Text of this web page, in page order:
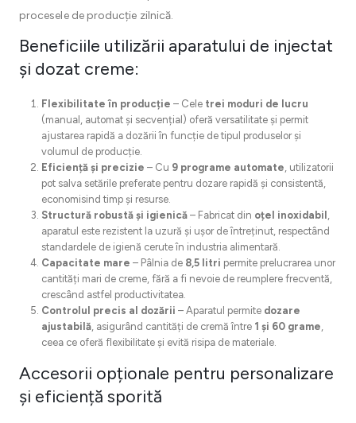
procesele de producție zilnică.
Beneficiile utilizării aparatului de injectat
și dozat creme:
Flexibilitate în producție – Cele trei moduri de lucru
(manual, automat și secvențial) oferă versatilitate și permit
ajustarea rapidă a dozării în funcție de tipul produselor și
volumul de producție.
Eficiență și precizie – Cu 9 programe automate , utilizatorii
pot salva setările preferate pentru dozare rapidă și consistentă,
economisind timp și resurse.
Structură robustă și igienică– Fabricat din oțel inoxidabil
aparatul este rezistent la uzură și ușor de întreținut, respectând
standardele de igienă cerute în industria alimentară.
Capacitate mare – Pâlnia de 8,5 litri permite prelucrarea unor
cantități mari de creme, fără a fi nevoie de reumplere frecventă,
crescând astfel productivitatea.
Controlul precis al dozării – Aparatul permite dozare
ajustabilă, asigurând cantități de cremă între 1 și 60 grame
ceea ce oferă flexibilitate și evită risipa de materiale.
Accesorii opționale pentru personalizare
și eficiență sporită